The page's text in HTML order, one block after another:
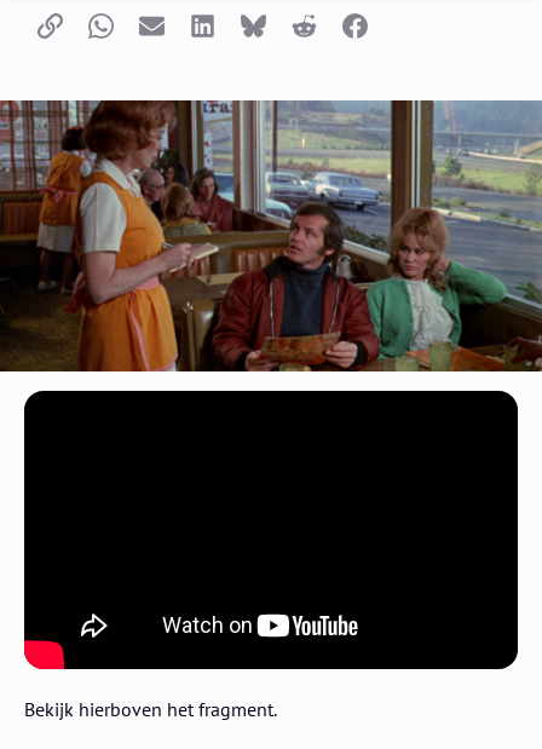
Copy linkWhatsappEmail LinkedInBlueskyReddit Facebook
Bekijk hierboven het fragment.